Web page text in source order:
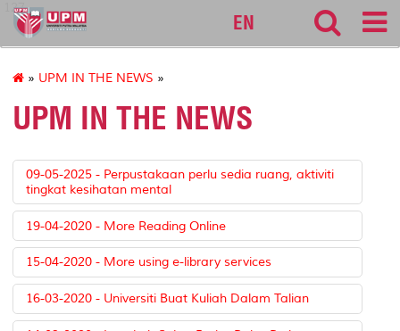
127
EN
» UPM IN THE NEWS »
UPM IN THE NEWS
09-05-2025 - Perpustakaan perlu sedia ruang, aktiviti
tingkat kesihatan mental
19-04-2020 - More Reading Online
15-04-2020 - More using e-library services
16-03-2020 - Universiti Buat Kuliah Dalam Talian